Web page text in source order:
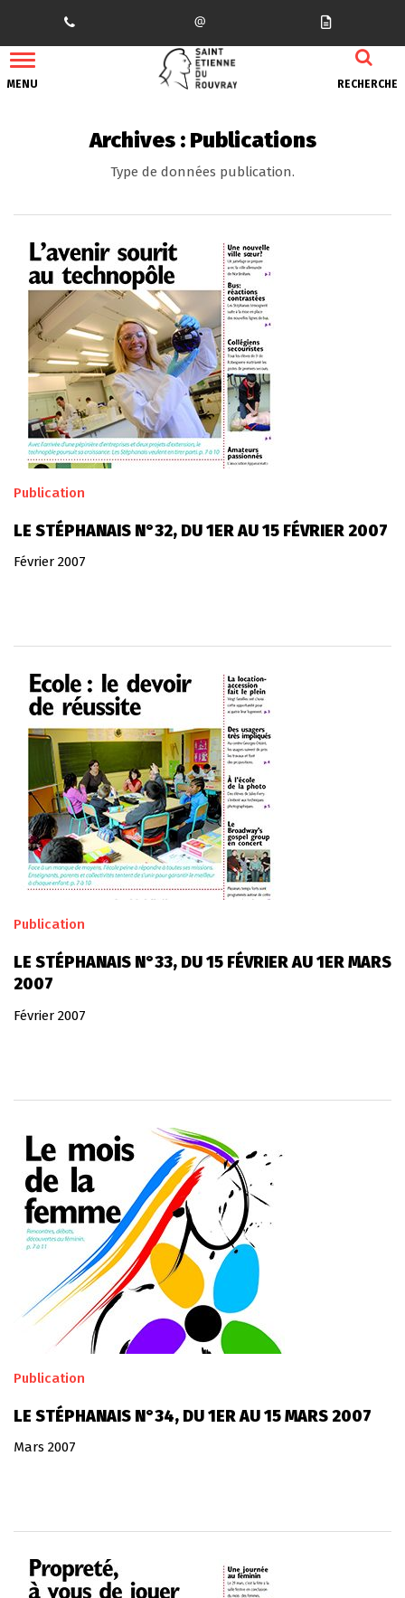
MENU RECHERCHE
Archives : Publications
Type de données publication.
Publication
LE STÉPHANAIS N°32, DU 1ER AU 15 FÉVRIER 2007
Février 2007
Publication
LE STÉPHANAIS N°33, DU 15 FÉVRIER AU 1ER MARS
2007
Février 2007
Publication
LE STÉPHANAIS N°34, DU 1ER AU 15 MARS 2007
Mars 2007